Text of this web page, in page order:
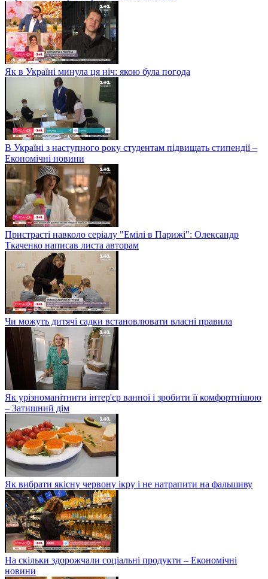
Як в Україні минула ця ніч: якою була погода
В Україні з наступного року студентам підвищать стипендії –
Економічні новини
Пристрасті навколо серіалу "Емілі в Парижі": Олександр
Ткаченко написав листа авторам
Чи можуть дитячі садки встановлювати власні правила
Як урізноманітнити інтер'єр ванної і зробити її комфортнішою
– Затишний дім
Як вибрати якісну червону ікру і не натрапити на фальшиву
На скільки здорожчали соціальні продукти – Економічні
новини